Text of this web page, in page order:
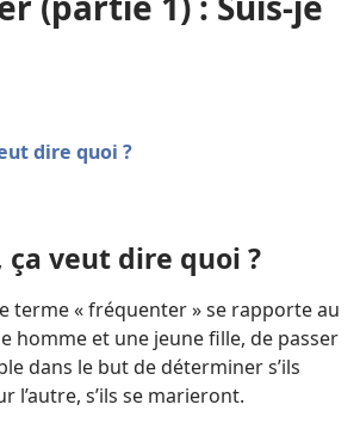
dire quoi ?
ça veut dire quoi ?
terme « fréquenter » se rapporte au
homme et une jeune fille, de passer
dans le but de déterminer s’ils
l’autre, s’ils se marieront.